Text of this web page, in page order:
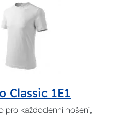
Classic 1E1
pro každodenní nošení,